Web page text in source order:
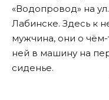
«Водопровод» на
Лабинске. Здесь к
мужчина, они о
ней в машину на
сиденье.